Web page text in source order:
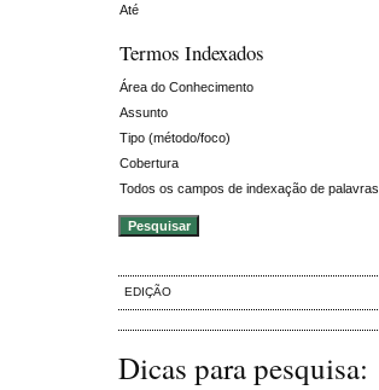
Até
Termos Indexados
Área do Conhecimento
Assunto
Tipo (método/foco)
Cobertura
Todos os campos de indexação de palavras
EDIÇÃO
Dicas para pesquisa: